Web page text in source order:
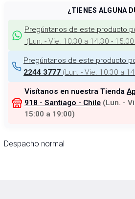
¿TIENES ALGUNA
Pregúntanos de este producto
(Lun. - Vie. 10:30 a 14:30 -
Pregúntanos de este producto
2244 3777 (Lun. - Vie. 10:30 a
Visítanos en nuestra Tienda
918 - Santiago - Chile (Lun. -
15:00 a 19:00)
Despacho normal